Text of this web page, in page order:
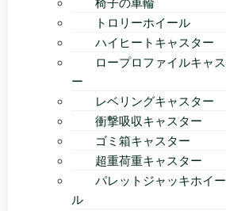
トロリーホイール
ハイヒートキャスター
ロープロファイルキャ
ー
レベリングキャスター
衝撃吸収キャスター
ゴミ箱キャスター
超重荷重キャスター
パレットジャッキホイー
ル